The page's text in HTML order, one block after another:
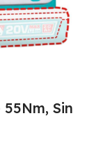
Sin